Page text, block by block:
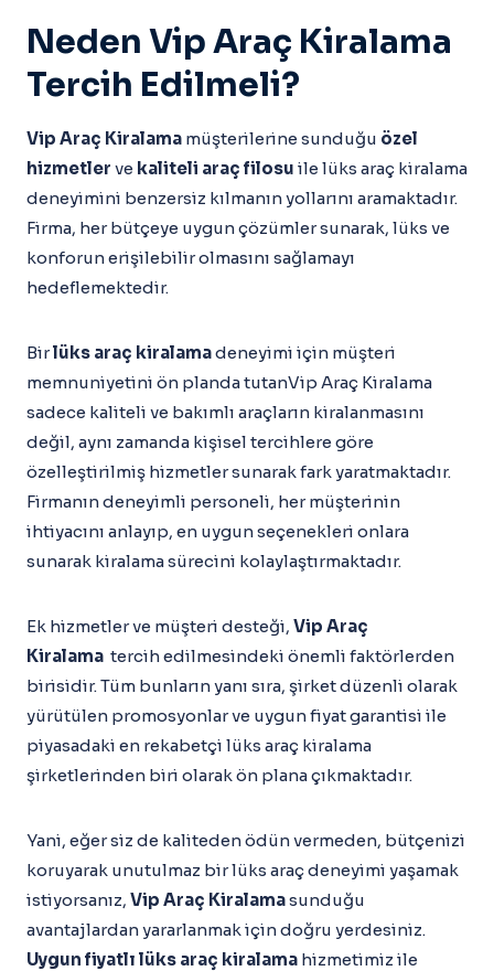
Neden Vip Araç Kiralama
Tercih Edilmeli?
Vip Araç Kiralama müşterilerine sunduğu özel
hizmetler ve kaliteli araç filosu ile lüks araç kiralama
deneyimini benzersiz kılmanın yollarını aramaktadır.
Firma, her bütçeye uygun çözümler sunarak, lüks ve
konforun erişilebilir olmasını sağlamayı
hedeflemektedir.
Birlüks araç kiralamadeneyimi için müşteri
memnuniyetini ön planda tutanVip Araç Kiralama
sadece kaliteli ve bakımlı araçların kiralanmasını
değil, aynı zamanda kişisel tercihlere göre
özelleştirilmiş hizmetler sunarak fark yaratmaktadır.
Firmanın deneyimli personeli, her müşterinin
ihtiyacını anlayıp, en uygun seçenekleri onlara
sunarak kiralama sürecini kolaylaştırmaktadır.
Ek hizmetler ve müşteri desteği, Vip Araç
Kiralama tercih edilmesindeki önemli faktörlerden
birisidir. Tüm bunların yanı sıra, şirket düzenli olarak
yürütülen promosyonlar ve uygun fiyat garantisi ile
piyasadaki en rekabetçi lüks araç kiralama
şirketlerinden biri olarak ön plana çıkmaktadır.
Yani, eğer siz de kaliteden ödün vermeden, bütçenizi
koruyarak unutulmaz bir lüks araç deneyimi yaşamak
istiyorsanız, Vip Araç Kiralamasunduğu
avantajlardan yararlanmak için doğru yerdesiniz.
Uygun fiyatlı lüks araç kiralama hizmetimiz ile